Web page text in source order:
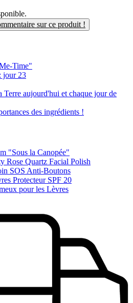
sur ce produit !
Time"
jour 23
Terre aujourd'hui et chaque jour de
des ingrédients !
"Sous la Canopée"
Rose Quartz Facial Polish
SOS Anti-Boutons
Protecteur SPF 20
pour les Lèvres